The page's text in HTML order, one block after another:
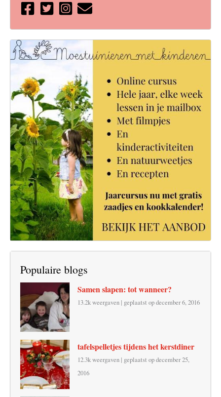
Populaire blogs
Samen slapen: tot wanneer?
13.2k weergaven | geplaatst op december 6, 2016
tafelspelletjes tijdens het kerstdiner
12.3k weergaven | geplaatst op december 25,
2016